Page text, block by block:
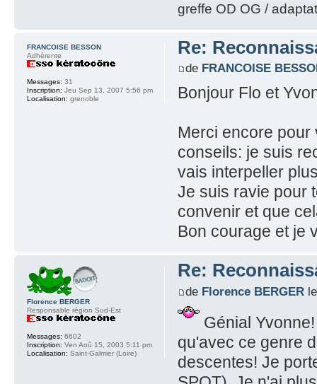
greffe OD OG /
Re:
de FRANCOISE
Bonjour Flo et
Merci encore
conseils: je suis
vais interpeller
Je suis ravie pour
convenir et que
Bon courage et je
FRANCOISE BESSON
Adhérente
Messages: 31
Inscription: Jeu Sep 13, 2007 5:56 pm
Localisation: grenoble
Re:
de Florence BERGERle
Génial
qu'avec ce genre
descentes! Je
Florence BERGER
Responsable région Sud-Est
Messages: 6602
Inscription: Ven Aoû 15, 2003 5:11 pm
Localisation: Saint-Galmier (Loire)